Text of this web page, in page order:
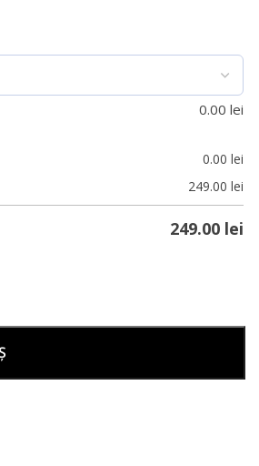
0.00 lei
0.00 lei
249.00 lei
249.00 lei